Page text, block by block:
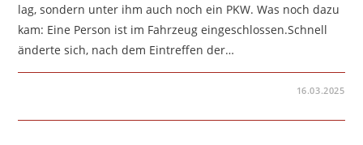
lag, sondern unter ihm auch noch ein PKW. Was noch dazu
kam: Eine Person ist im Fahrzeug eingeschlossen.Schnell
änderte sich, nach dem Eintreffen der…
STRASSE“ F
16.03.2025